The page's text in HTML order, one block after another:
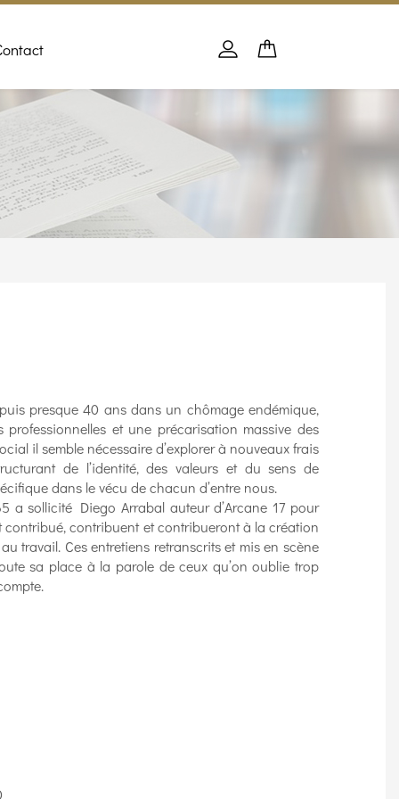
Panier
Se connecter
PANIER
presque 40 ans dans un chômage endémique,
et une précarisation massive des
il semble nécessaire d’explorer à nouveaux frais
de l’identité, des valeurs et du sens de
dans le vécu de chacun d’entre nous.
a sollicité Diego Arrabal auteur d’Arcane 17 pour
contribué, contribuent et contribueront à la création
travail. Ces entretiens retranscrits et mis en scène
sa place à la parole de ceux qu’on oublie trop